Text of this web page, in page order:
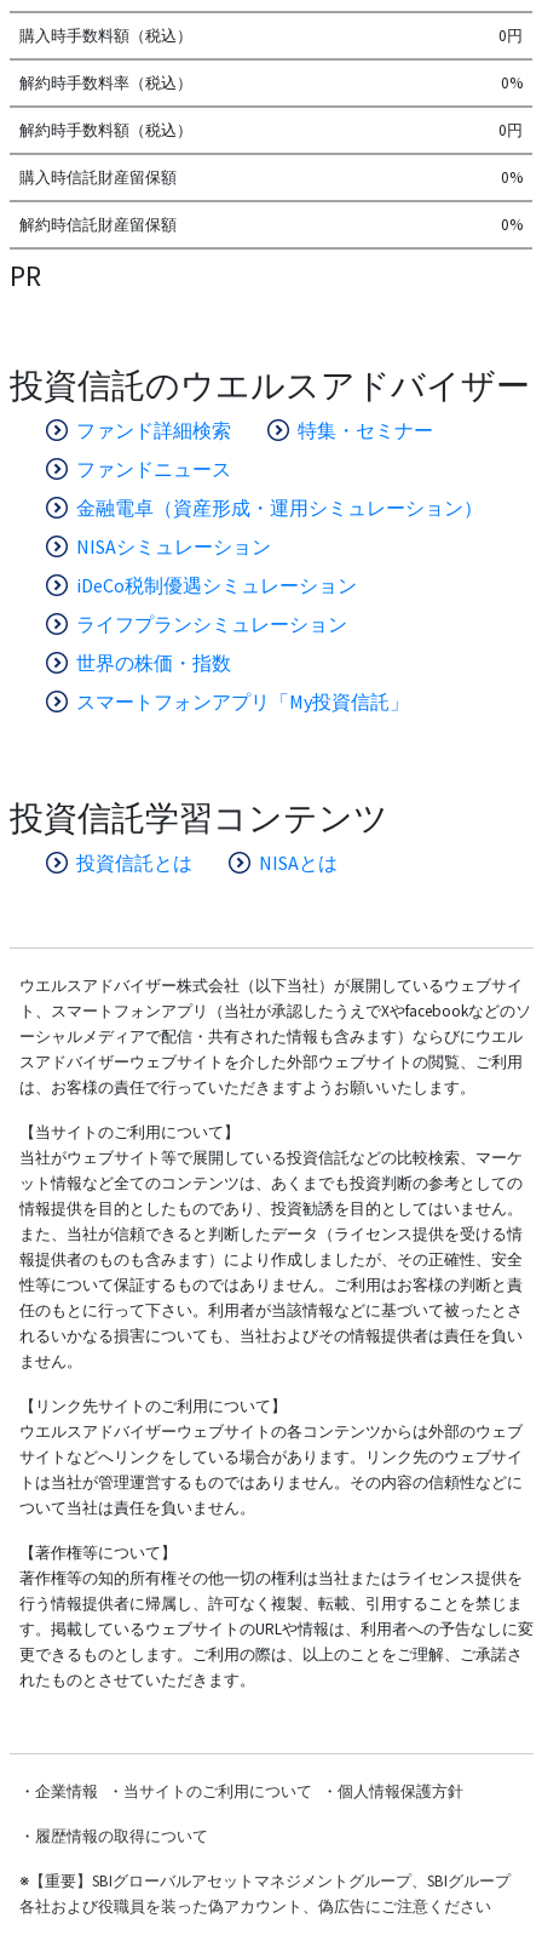
購入時手数料額（税込） 0円
解約時手数料率（税込） 0%
解約時手数料額（税込） 0円
購入時信託財産留保額 0%
解約時信託財産留保額 0%
PR
投資信託のウエルスアドバイザー
ファンド詳細検索
特集・セミナー
ファンドニュース
金融電卓（資産形成・運用シミュレーション）
NISAシミュレーション
iDeCo税制優遇シミュレーション
ライフプランシミュレーション
世界の株価・指数
スマートフォンアプリ「My投資信託」
投資信託学習コンテンツ
投資信託とは NISAとは
ウエルスアドバイザー株式会社（以下当社）が展開しているウェブサイ
ト、スマートフォンアプリ（当社が承認したうえでXやfacebookなどのソ
ーシャルメディアで配信・共有された情報も含みます）ならびにウエル
スアドバイザーウェブサイトを介した外部ウェブサイトの閲覧、ご利用
は、お客様の責任で行っていただきますようお願いいたします。
【当サイトのご利用について】
当社がウェブサイト等で展開している投資信託などの比較検索、マーケ
ット情報など全てのコンテンツは、あくまでも投資判断の参考としての
情報提供を目的としたものであり、投資勧誘を目的としてはいません。
また、当社が信頼できると判断したデータ（ライセンス提供を受ける情
報提供者のものも含みます）により作成しましたが、その正確性、安全
性等について保証するものではありません。ご利用はお客様の判断と責
任のもとに行って下さい。利用者が当該情報などに基づいて被ったとさ
れるいかなる損害についても、当社およびその情報提供者は責任を負い
ません。
【リンク先サイトのご利用について】
ウエルスアドバイザーウェブサイトの各コンテンツからは外部のウェブ
サイトなどへリンクをしている場合があります。リンク先のウェブサイ
トは当社が管理運営するものではありません。その内容の信頼性などに
ついて当社は責任を負いません。
【著作権等について】
著作権等の知的所有権その他一切の権利は当社またはライセンス提供を
行う情報提供者に帰属し、許可なく複製、転載、引用することを禁じま
す。掲載しているウェブサイトのURLや情報は、利用者への予告なしに変
更できるものとします。ご利用の際は、以上のことをご理解、ご承諾さ
れたものとさせていただきます。
・ 企業情報 ・ 当サイトのご利用について ・ 個人情報保護方針
・ 履歴情報の取得について
※【重要】SBIグローバルアセットマネジメントグループ、SBIグループ
各社および役職員を装った偽アカウント、偽広告にご注意ください